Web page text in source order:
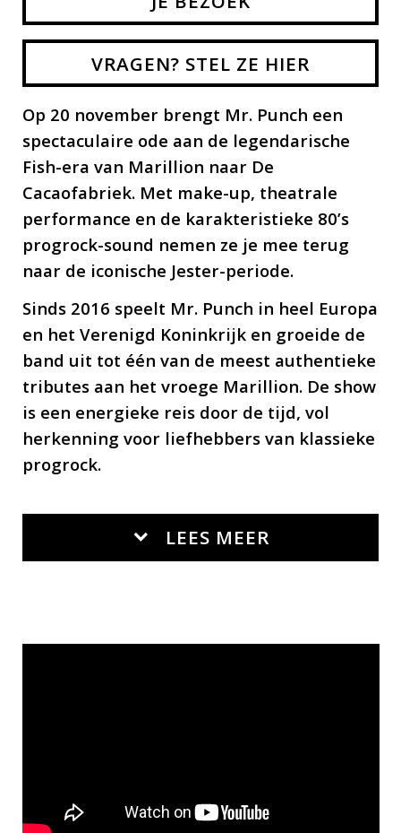
Op 20 november brengt Mr. Punch een
spectaculaire ode aan de legendarische
Fish-era van Marillion naar De
Cacaofabriek. Met make-up, theatrale
performance en de karakteristieke 80’s
progrock-sound nemen ze je mee terug
naar de iconische Jester-periode.
Sinds 2016 speelt Mr. Punch in heel Europa
en het Verenigd Koninkrijk en groeide de
band uit tot één van de meest authentieke
tributes aan het vroege Marillion. De show
is een energieke reis door de tijd, vol
herkenning voor liefhebbers van klassieke
progrock.
LEES MEER
VRAGEN? STEL ZE HIER